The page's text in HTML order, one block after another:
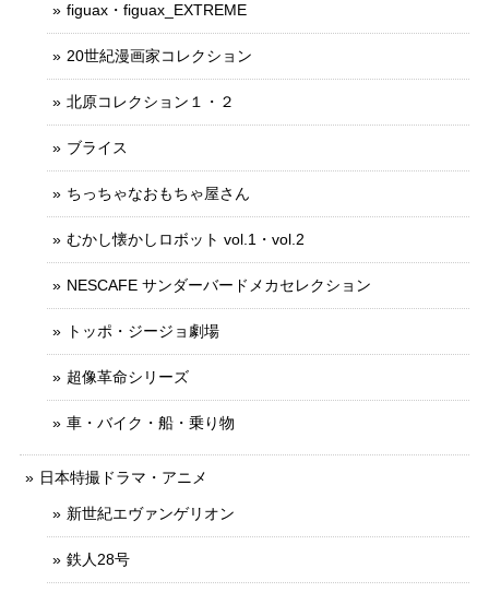
figuax・figuax_EXTREME
20世紀漫画家コレクション
北原コレクション１・２
ブライス
ちっちゃなおもちゃ屋さん
むかし懐かしロボット vol.1・vol.2
NESCAFE サンダーバードメカセレクション
トッポ・ジージョ劇場
超像革命シリーズ
車・バイク・船・乗り物
日本特撮ドラマ・アニメ
新世紀エヴァンゲリオン
鉄人28号